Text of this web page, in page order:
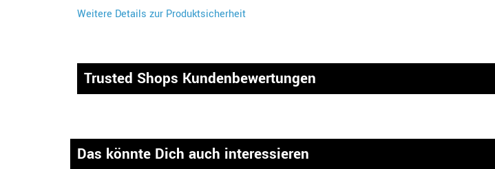
Weitere Details zur Produktsicherheit
Trusted Shops Kundenbewertungen
Das könnte Dich auch interessieren